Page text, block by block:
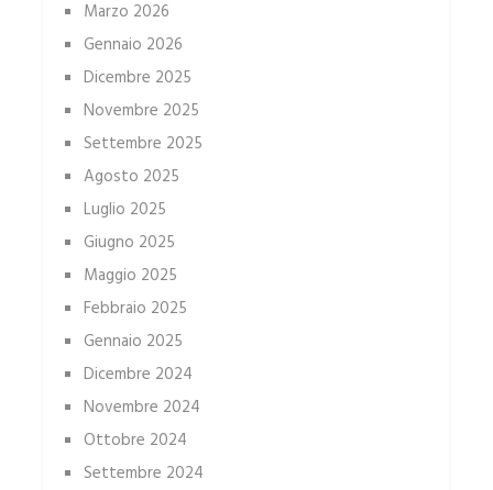
Marzo 2026
Gennaio 2026
Dicembre 2025
Novembre 2025
Settembre 2025
Agosto 2025
Luglio 2025
Giugno 2025
Maggio 2025
Febbraio 2025
Gennaio 2025
Dicembre 2024
Novembre 2024
Ottobre 2024
Settembre 2024